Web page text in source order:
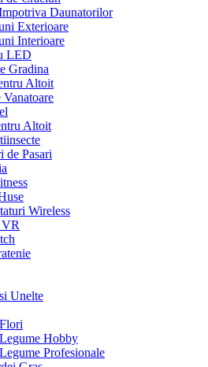
Daunatorilor
Exterioare
Interioare
LED
Gradina
Altoit
Altoit
de Pasari
Wireless
Unelte
Hobby
Profesionale